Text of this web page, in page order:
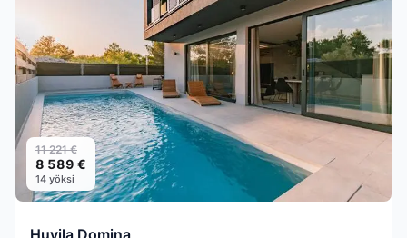
11 221 €
8 589 €
14 yöksi
Huvila Domina